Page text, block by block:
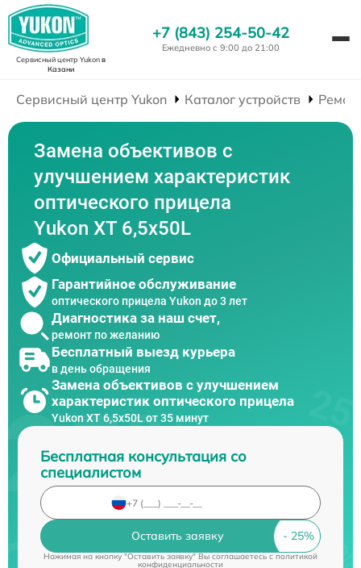
Сервисный центр Yukonв
Казани
+7 (843) 254-50-42
Ежедневно с 9:00 до 21:00
Сервисный центр Yukon Каталог устройств
Замена объективов с
улучшением характеристик
оптического прицела
Yukon XT 6,5x50L
Официальный сервис
Гарантийное обслуживание
оптического прицела Yukon до 3 лет
Диагностика за наш счет,
ремонт по желанию
Бесплатный выезд курьера
в день обращения
Замена объективов с улучшением
характеристик оптического прицела
Yukon XT 6,5x50L от 35 минут
Бесплатная консультация со
специалистом
Оставить заявку
Нажимая на кнопку "Оставить заявку" Вы соглашаетесь cполитикой
конфиденциальности